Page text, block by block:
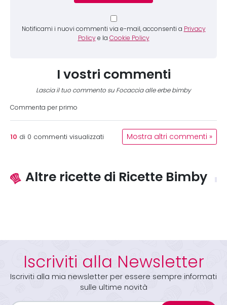
Notificami i nuovi commenti via e-mail, acconsenti a Privacy
Policy e la Cookie Policy
I vostri commenti
Lascia il tuo commento su Focaccia alle erbe bimby
Commenta per primo
10 di 0 commenti visualizzati Mostra altri commenti »
Altre ricette di Ricette Bimby
Iscriviti alla Newsletter
Iscriviti alla mia newsletter per essere sempre informati
sulle ultime novità